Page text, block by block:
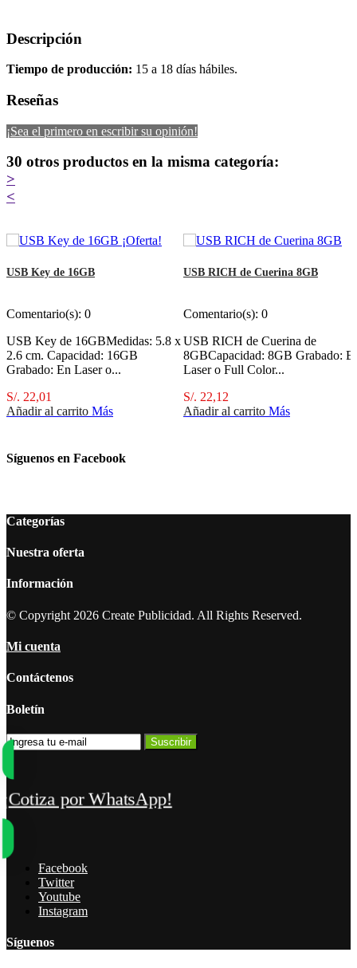
Descripción
Tiempo de producción: 15 a 18 días hábiles.
Reseñas
¡Sea el primero en escribir su opinión!
30 otros productos en la misma categoría:
>
<
¡Oferta!
USB Key de 16GB
Comentario(s): 0
USB Key de 16GBMedidas: 5.8 x
2.6 cm. Capacidad: 16GB
Grabado: En Laser o...
S/. 22,01
Añadir al carrito Más
USB RICH de Cuerina 8GB
Comentario(s): 0
USB RICH de Cuerina de
8GBCapacidad: 8GB Grabado:
Laser o Full Color...
S/. 22,12
Añadir al carrito Más
Síguenos en Facebook
Categorías
Nuestra oferta
Información
© Copyright 2026 Create Publicidad. All Rights Reserved.
Mi cuenta
Contáctenos
Boletín
Suscribir
por WhatsApp!
Facebook
Twitter
Youtube
Instagram
Síguenos